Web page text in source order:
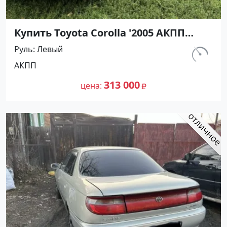
Купить Toyota Corolla '2005 АКПП
(1600/110 л.с.) Бензин инжектор
Курганинск цвет Серебристый Седан
по цене 313000 рублей, объявление
№27430 на сайте Авторынок23
км.
Руль Левый
АКПП
цена 313 000